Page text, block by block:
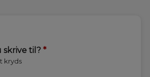
skrive til? *
kryds